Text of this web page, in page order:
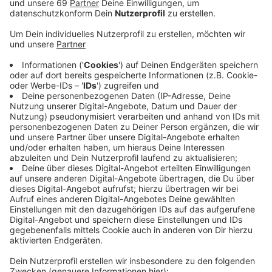
Veröffentlicht:Samstag, 26.10.2019 06:00
Anzeige
Die Batterieforschungsfabrik soll in Amelsbüren
entstehen. Langfristig soll sie zu einem einzigartigen
Zentrum der Batteriezellenproduktion in ganz
Deutschland werden. In ihr soll es um die komplette
Wertschöpfungskette gehen, von der Herstellung bis
hin zum Recycling von Batteriezellen. Neben der Uni
Münster mit dem Institut für Batterieforschung,
MEET, sind daran auch das Helmholtz-Institut Münster
sowie die RWTH Aachen beteiligt. Die Leitung hat die
Fraunhofer-Gesellschaft übernommen. Im Frühjahr soll
der Bau auf dem rund 40.000 Quadratmeter großen
Gelände im Hansa-Businesspark starten. Insgesamt
fließen 700 Millionen Euro Fördergelder nach Münster,